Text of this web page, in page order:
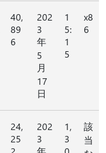
40,
89
6
202
3
年
5
月
17
日
1
5:
1
5
x8
6
24,
25
202
3
1,
3
該
当